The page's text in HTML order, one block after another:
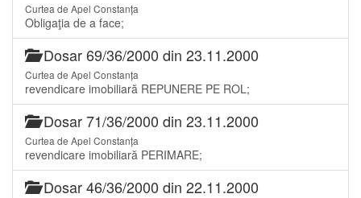
Curtea de Apel Constanța
Obligaţia de a face;
Dosar 69/36/2000 din 23.11.2000
Curtea de Apel Constanța
revendicare imobiliară REPUNERE PE ROL;
Dosar 71/36/2000 din 23.11.2000
Curtea de Apel Constanța
revendicare imobiliară PERIMARE;
Dosar 46/36/2000 din 22.11.2000